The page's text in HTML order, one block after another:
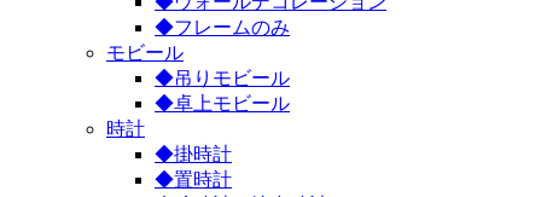
◆フレームのみ
モビール
◆吊りモビール
◆卓上モビール
時計
◆掛時計
◆置時計